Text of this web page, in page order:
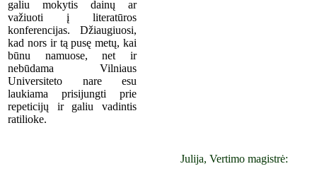
galiu mokytis dainų ar
važiuoti į literatūros
konferencijas. Džiaugiuosi,
kad nors ir tą pusę metų, kai
būnu namuose, net ir
nebūdama Vilniaus
Universiteto nare esu
laukiama prisijungti prie
repeticijų ir galiu vadintis
ratilioke.
Julija, Vertimo magistrė: